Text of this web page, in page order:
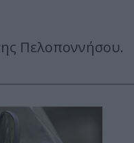
Πελοποννήσου.